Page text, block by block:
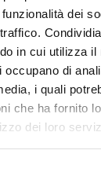
dei
in cui utilizza il
di
i quali
che ha fornito
dei loro
shower